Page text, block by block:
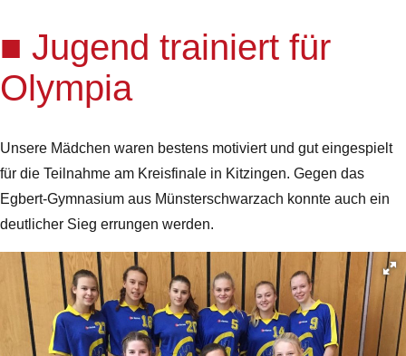
Jugend trainiert für
Olympia
Unsere Mädchen waren bestens motiviert und gut eingespielt
für die Teilnahme am Kreisfinale in Kitzingen. Gegen das
Egbert-Gymnasium aus Münsterschwarzach konnte auch ein
deutlicher Sieg errungen werden.